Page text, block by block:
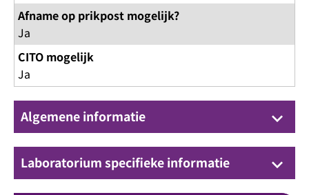
Afname op prikpost mogelijk?
Ja
CITO mogelijk
Ja
Algemene informatie keyboard_arrow_down
Laboratorium specifieke informatie keyboard_arrow_down